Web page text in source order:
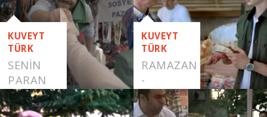
KUVEYT
TÜRK
SENIN
PARAN
KUVEYT
TÜRK
RAMAZAN
-
PAYLAŞMAK